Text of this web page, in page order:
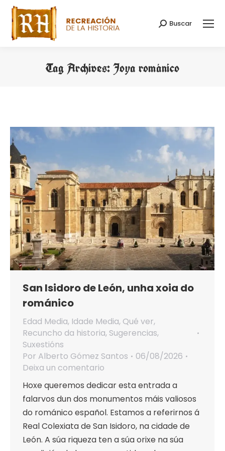
Search:
Buscar
Tag Archives:Joya románico
San Isidoro de León, unha xoia do
románico
Edad Media, Idade Media, Qué ver,
Recuncho da historia, Sugerencias,
Suxestións
Por Alberto Gómez Santos
06/08/2026
Deixa un comentario
Hoxe queremos dedicar esta entrada a
falarvos dun dos monumentos máis valiosos
do románico español. Estamos a referirnos á
Real Colexiata de San Isidoro, na cidade de
León. A súa riqueza ten a súa orixe na súa